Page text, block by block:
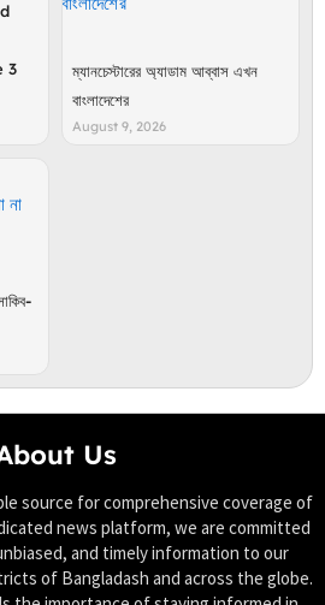
3
ম্যানচেস্টারের অ্যাডাম আব্বাস এখন
বাংলাদেশের
August 9, 2026
Us
source for comprehensive coverage of
news platform, we are committed
and timely information to our
of Bangladash and across the globe.